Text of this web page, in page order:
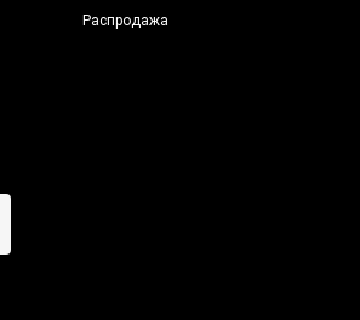
Распродажа